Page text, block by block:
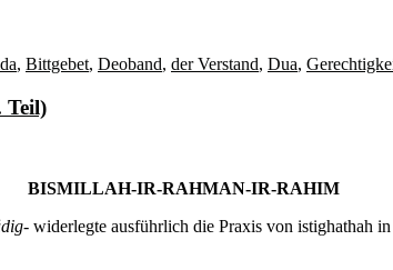
, Bittgebet, Deoband, der Verstand, Dua,
Teil)
BISMILLAH-IR-RAHMAN-IR-RAHIM
widerlegte ausführlich die Praxis von istighathah